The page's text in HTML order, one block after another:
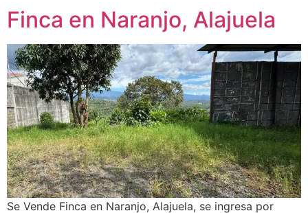
Finca en Naranjo, Alajuela
Se Vende Finca en Naranjo, Alajuela, se ingresa por